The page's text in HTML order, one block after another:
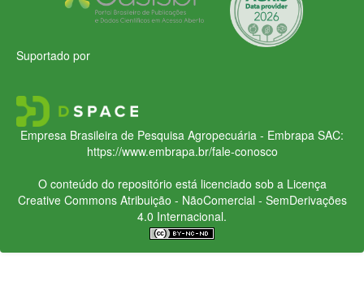
Suportado por
Empresa Brasileira de Pesquisa Agropecuária - Embrapa SAC:
https://www.embrapa.br/fale-conosco
O conteúdo do repositório está licenciado sob a Licença
Creative CommonsAtribuição - NãoComercial - SemDerivações
4.0 Internacional.